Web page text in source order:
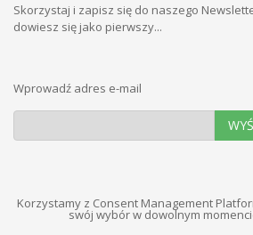
Skorzystaj i zapisz się do naszego
dowiesz się jako pierwszy...
Wprowadź adres e-mail
Korzystamy z Consent Management
swój wybór w dowolnym